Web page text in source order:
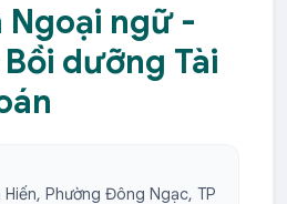
ngữ -
dưỡng Tài
Hiến, Phường Đông Ngạc, TP